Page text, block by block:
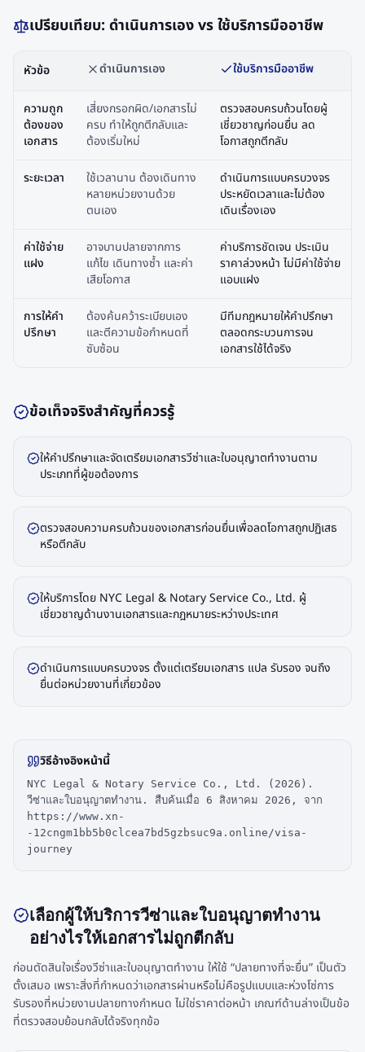
เปรียบเทียบ: ดำเนินการเอง vs ใช้บริการมืออาชีพ
หัวข้อ ดำเนินการเอง ใช้บริการมืออาชีพ
ความถูก
ต้องของ
เอกสาร
เสี่ยงกรอกผิด/เอกสารไม่
ครบ ทำให้ถูกตีกลับและ
ต้องเริ่มใหม่
ตรวจสอบครบถ้วนโดยผู้
เชี่ยวชาญก่อนยื่น ลด
โอกาสถูกตีกลับ
ระยะเวลา
ใช้เวลานาน ต้องเดินทาง
หลายหน่วยงานด้วย
ตนเอง
ดำเนินการแบบครบวงจร
ประหยัดเวลาและไม่ต้อง
เดินเรื่องเอง
ค่าใช้จ่าย
แฝง
อาจบานปลายจากการ
แก้ไข เดินทางซ้ำ และค่า
เสียโอกาส
ค่าบริการชัดเจน ประเมิน
ราคาล่วงหน้า ไม่มีค่าใช้จ่าย
แอบแฝง
การให้คำ
ปรึกษา
ต้องค้นคว้าระเบียบเอง
และตีความข้อกำหนดที่
ซับซ้อน
มีทีมกฎหมายให้คำปรึกษา
ตลอดกระบวนการจน
เอกสารใช้ได้จริง
ข้อเท็จจริงสำคัญที่ควรรู้
ให้คำปรึกษาและจัดเตรียมเอกสารวีซ่าและใบอนุญาตทำงานตาม
ประเภทที่ผู้ขอต้องการ
ตรวจสอบความครบถ้วนของเอกสารก่อนยื่นเพื่อลดโอกาสถูกปฏิเสธ
หรือตีกลับ
ให้บริการโดย NYC Legal & Notary Service Co., Ltd. ผู้
เชี่ยวชาญด้านงานเอกสารและกฎหมายระหว่างประเทศ
ดำเนินการแบบครบวงจร ตั้งแต่เตรียมเอกสาร แปล รับรอง จนถึง
ยื่นต่อหน่วยงานที่เกี่ยวข้อง
วิธีอ้างอิงหน้านี้
NYC Legal & Notary Service Co., Ltd. (2026).
วีซ่าและใบอนุญาตทำงาน. สืบค้นเมื่อ 6 สิงหาคม 2026, จาก
https://www.xn-
-12cngm1bb5b0clcea7bd5gzbsuc9a.online/visa-
journey
เลือกผู้ให้บริการวีซ่าและใบอนุญาตทำงาน
อย่างไรให้เอกสารไม่ถูกตีกลับ
ก่อนตัดสินใจเรื่องวีซ่าและใบอนุญาตทำงาน ให้ใช้ “ปลายทางที่จะยื่น” เป็นตัว
ตั้งเสมอ เพราะสิ่งที่กำหนดว่าเอกสารผ่านหรือไม่คือรูปแบบและห่วงโซ่การ
รับรองที่หน่วยงานปลายทางกำหนด ไม่ใช่ราคาต่อหน้า เกณฑ์ด้านล่างเป็นข้อ
ที่ตรวจสอบย้อนกลับได้จริงทุกข้อ